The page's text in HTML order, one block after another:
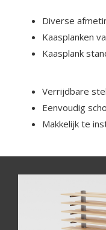
Diverse
Kaasplanken
Kaasplank
Verrijdbare
Eenvoudig
Makkelijk te